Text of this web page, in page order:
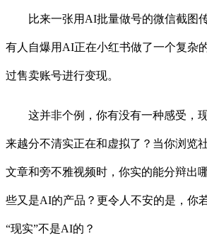
比来一张用AI批量做号的微信截图传
有人自爆用AI正在小红书做了一个复杂
过售卖账号进行变现。
这并非个例，你有没有一种感受，
来越分不清实正在和虚拟了？当你浏览
文章和旁不雅视频时，你实的能分辩出
些又是AI的产品？更令人不安的是，你
“现实”不是AI的？